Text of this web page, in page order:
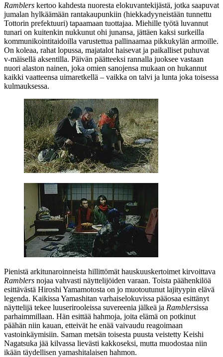
Ramblers kertoo kahdesta nuoresta elokuvantekijästä, jotka saapuvat
jumalan hylkäämään rantakaupunkiin (hiekkadyyneistään tunnettu
Tottorin prefektuuri) tapaamaan tuottajaa. Miehille työtä luvannut
tunari on kuitenkin nukkunut ohi junansa, jättäen kaksi surkeilla
kommunikointitaidoilla varustettua pallinaamaa pikkukylän armoille.
On koleaa, rahat lopussa, majatalot haisevat ja paikalliset puhuvat
v‑mäisellä aksentilla. Päivän päätteeksi rannalla juoksee vastaan
nuori alaston nainen, joka omien sanojensa mukaan on hukannut
kaikki vaatteensa uimaretkellä – vaikka on talvi ja lunta joka toisessa
kulmauksessa.
Pienistä arkitunaroinneista hillittömät hauskuuskertoimet kirvoittava
Ramblers nojaa vahvasti näyttelijöiden varaan. Toista päähenkilöä
esittävästä Hiroshi Yamamotosta on jo muotoutunut lajityypin elävä
legenda. Kaikissa Yamashitan varhaiselokuvissa pääosaa esittänyt
näyttelijä tekee luuserirooleissa suvereenia jälkeä ja Ramblersissa
parhaimmillaan. Hän esittää hahmoja, joita elämä on potkinut
päähän niin kauan, etteivät he enää vaivaudu reagoimaan
vastoinkäymisiin. Saman metsän toisesta puusta veistetty Keishi
Nagatsuka jää kilvassa lievästi kakkoseksi, mutta muodostaa niin
ikään täydellisen yamashitalaisen hahmon.